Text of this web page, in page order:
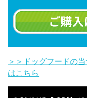
＞＞ドッグフードの
はこちら